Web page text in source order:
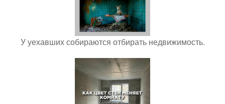
У уехавших собираются отбирать недвижимость.